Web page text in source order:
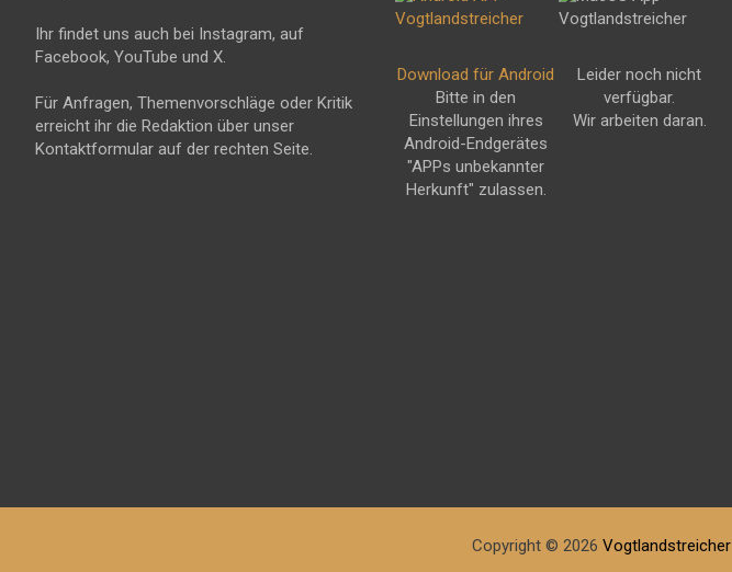
Ihr findet uns auch bei Instagram, auf
Facebook, YouTube und X.
Für Anfragen, Themenvorschläge oder Kritik
erreicht ihr die Redaktion über unser
Kontaktformular auf der rechten Seite.
Download für Android
Bitte in den
Einstellungen ihres
Android-Endgerätes
"APPs unbekannter
Herkunft" zulassen.
Leider noch nicht
verfügbar.
Wir arbeiten daran.
Copyright © 2026 Vogtlandstreicher